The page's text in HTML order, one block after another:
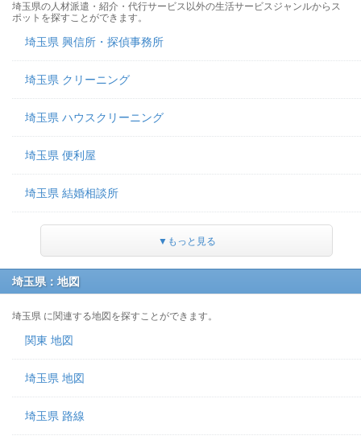
埼玉県の人材派遣・紹介・代行サービス以外の生活サービスジャンルからス
ポットを探すことができます。
埼玉県 興信所・探偵事務所
埼玉県 クリーニング
埼玉県 ハウスクリーニング
埼玉県 便利屋
埼玉県 結婚相談所
▼もっと見る
埼玉県：地図
埼玉県 に関連する地図を探すことができます。
関東 地図
埼玉県 地図
埼玉県 路線